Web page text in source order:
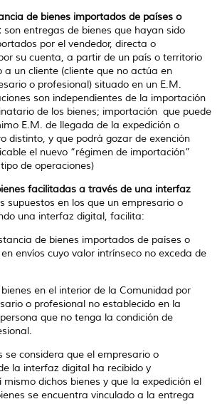
de bienes importados de países o
son entregas de bienes que hayan sido
por el vendedor, directa o
su cuenta, a partir de un país o territorio
a un cliente (cliente que no actúa en
o profesional) situado en un E.M.
son independientes de la importación
de los bienes; importación que puede
E.M. de llegada de la expedición o
distinto, y que podrá gozar de exención
el nuevo “régimen de importación”
de operaciones)
facilitadas a través de una interfaz
supuestos en los que un empresario o
una interfaz digital, facilita:
de bienes importados de países o
envíos cuyo valor intrínseco no exceda de
en el interior de la Comunidad por
o profesional no establecido en la
que no tenga la condición de
se considera que el empresario o
la interfaz digital ha recibido y
dichos bienes y que la expedición el
se encuentra vinculado a la entrega